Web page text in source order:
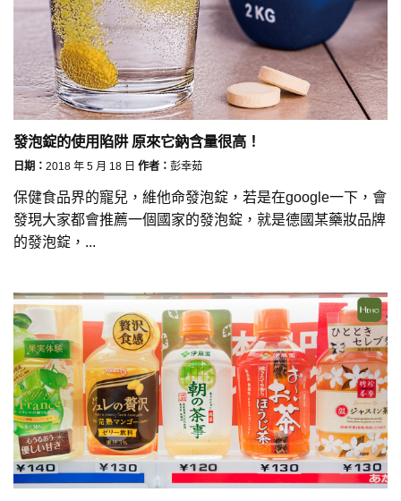
發泡錠的使用陷阱 原來它鈉含量很高！
日期： 2018 年 5 月 18 日 作者： 彭幸茹
保健食品界的寵兒，維他命發泡錠，若是在google一下，會
發現大家都會推薦一個國家的發泡錠，就是德國某藥妝品牌
的發泡錠，...